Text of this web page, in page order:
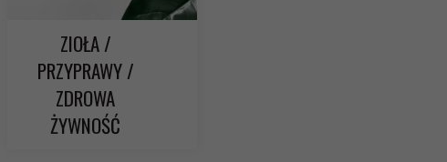
ZIOŁA /
PRZYPRAWY /
ZDROWA
ŻYWNOŚĆ